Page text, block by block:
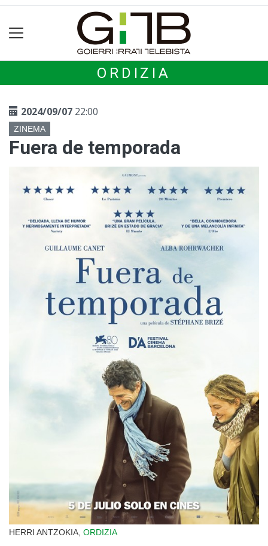
ORDIZIA
2024/09/07 22:00
ZINEMA
Fuera de temporada
HERRI ANTZOKIA, ORDIZIA